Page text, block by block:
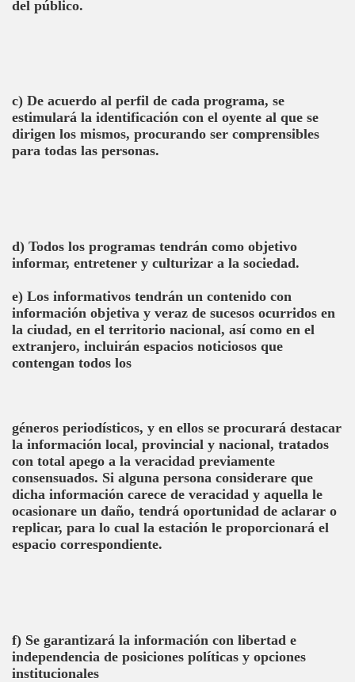
del público.
c) De acuerdo al perfil de cada programa, se
estimulará la identificación con el oyente al que se
dirigen los mismos, procurando ser comprensibles
para todas las personas.
d) Todos los programas tendrán como objetivo
informar, entretener y culturizar a la sociedad.
e) Los informativos tendrán un contenido con
información objetiva y veraz de sucesos ocurridos en
la ciudad, en el territorio nacional, así como en el
extranjero, incluirán espacios noticiosos que
contengan todos los
géneros periodísticos, y en ellos se procurará destacar
la información local, provincial y nacional, tratados
con total apego a la veracidad previamente
consensuados. Si alguna persona considerare que
dicha información carece de veracidad y aquella le
ocasionare un daño, tendrá oportunidad de aclarar o
replicar, para lo cual la estación le proporcionará el
espacio correspondiente.
f) Se garantizará la información con libertad e
independencia de posiciones políticas y opciones
institucionales